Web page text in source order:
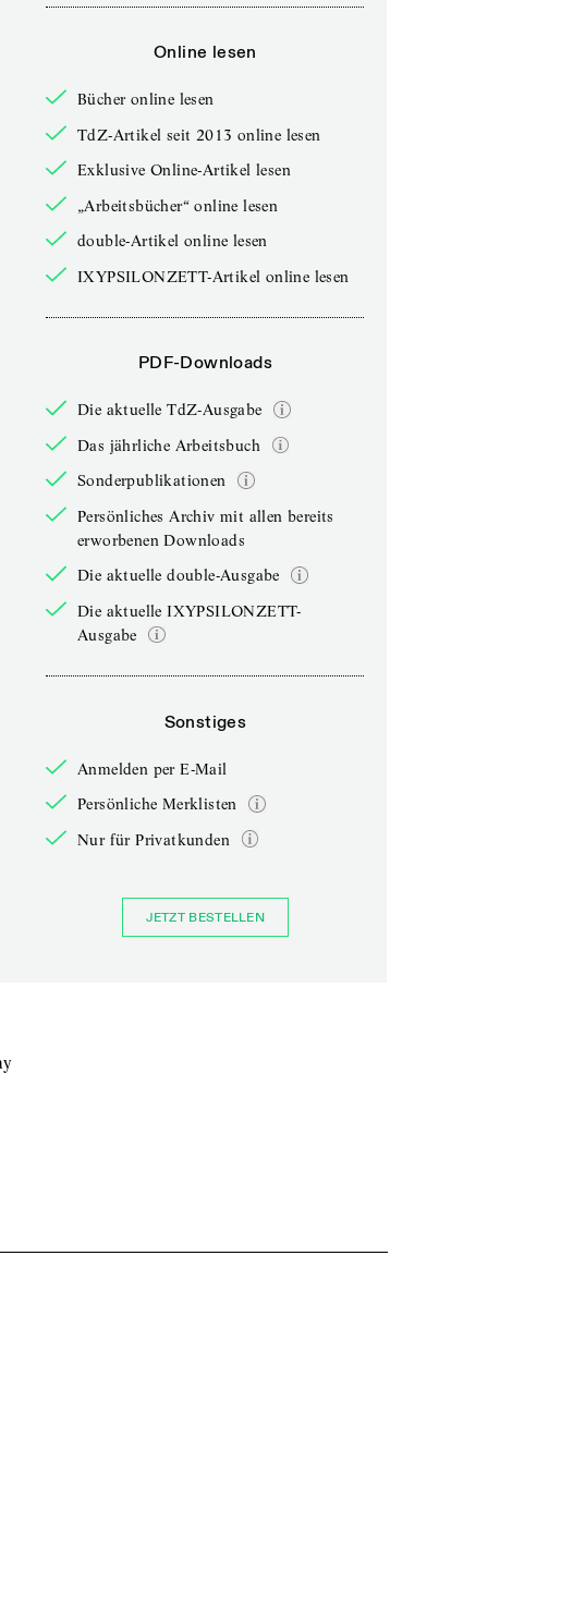
Online lesen
Bücher online lesen
TdZ-Artikel seit 2013 online lesen
Exklusive Online-Artikel lesen
„Arbeitsbücher“ online lesen
double-Artikel online lesen
IXYPSILONZETT-Artikel online lesen
PDF-Downloads
Die aktuelle TdZ-Ausgabe
Das jährliche Arbeitsbuch
Sonderpublikationen
Persönliches Archiv mit allen bereits
erworbenen Downloads
Die aktuelle double-Ausgabe
Die aktuelle IXYPSILONZETT-
Ausgabe
Sonstiges
Anmelden per E-Mail
Persönliche Merklisten
Nur für Privatkunden
JETZT BESTELLEN